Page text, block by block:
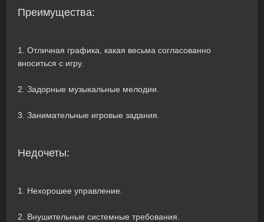
Преимущества:
1. Отличная графика, какая весьма согласованно
вноситься с игру.
2. Задорные музыкальные мелодии.
3. Занимательные игровые задания.
Недочеты:
1. Нехорошее управление.
2. Внушительные системные требования.